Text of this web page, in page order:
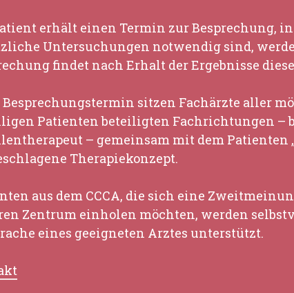
erhält einen Termin zur Besprechung,
Untersuchungen notwendig sind,
findet nach Erhalt der Ergebnisse
Besprechungstermin sitzen Fachärzte aller
Patienten beteiligten Fachrichtungen –
– gemeinsam mit dem Patienten
Therapiekonzept.
aus dem CCCA, die sich eine
Zentrum einholen möchten, werden
eines geeigneten Arztes unterstützt.